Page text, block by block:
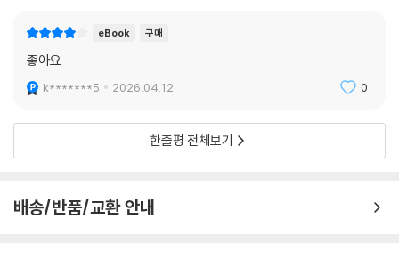
eBook 구매
좋아요
k*******5 2026.04.12. 0
한줄평 전체보기
배송/반품/교환 안내